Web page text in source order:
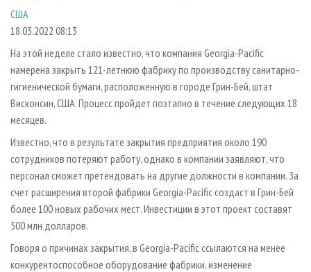
СУШКА ДРЕВЕСИНЫ
ПРОИЗВОДСТВО ДРЕВЕСНЫХ ПЛИТ
ДЕРЕВЯННОЕ ДОМОСТРОЕНИЕ
ПРОИЗВОДСТВО МЕБЕЛИ
БИОЭНЕРГЕТИКА
ЦБП
ИНСТРУМЕНТ И МАТЕРИАЛЫ
ПЕРСОНЫ
МОБИЛЬНЫЕ ВЫСТАВКИ
ОФИЦИАЛЬНЫЕ ДЕЛЕГАЦИИ
ПРИОРИТЕТНЫЕ ИНВЕСТПРОЕКТЫ
RUSSIAN FORESTRY REVIEW
ГАЗЕТА ЛЕСПРОМФОРУМ
БИБЛИОТЕКА СПЕЦИАЛИСТА
КОНТАКТЫ
РЕКЛАМОДАТЕЛЯМ
РЕКЛАМА
РЕКЛАМА НА САЙТЕ
США
18.03.2022 08:13
На этой неделе стало известно, что компания Georgia-Pacific
намерена закрыть 121-летнюю фабрику по производству санитарно-
гигиенической бумаги, расположенную в городе Грин-Бей, штат
Висконсин, США. Процесс пройдет поэтапно в течение следующих 18
месяцев.
Известно, что в результате закрытия предприятия около 190
сотрудников потеряют работу, однако в компании заявляют, что
персонал сможет претендовать на другие должности в компании. За
счет расширения второй фабрики Georgia-Pacific создаст в Грин-Бей
более 100 новых рабочих мест. Инвестиции в этот проект составят
500 млн долларов.
Говоря о причинах закрытия, в Georgia-Pacific ссылаются на менее
конкурентоспособное оборудование фабрики, изменение